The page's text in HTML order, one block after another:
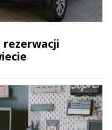
rezerwacji